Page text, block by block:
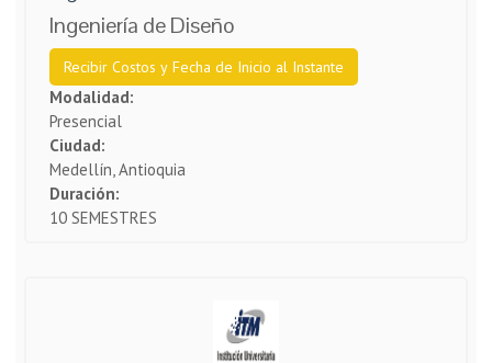
Ingeniería de Diseño
Recibir Costos y Fecha de Inicio al Instante
Modalidad:
Presencial
Ciudad:
Medellín, Antioquia
Duración:
10 SEMESTRES